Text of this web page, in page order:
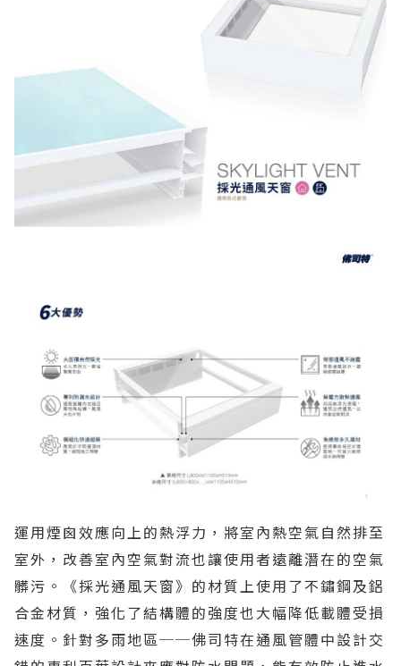
運用煙囪效應向上的熱浮力，將室內熱空氣自然排至
室外，改善室內空氣對流也讓使用者遠離潛在的空氣
髒污。《採光通風天窗》的材質上使用了不鏽鋼及鋁
合金材質，強化了結構體的強度也大幅降低載體受損
速度。針對多雨地區──佛司特在通風管體中設計交